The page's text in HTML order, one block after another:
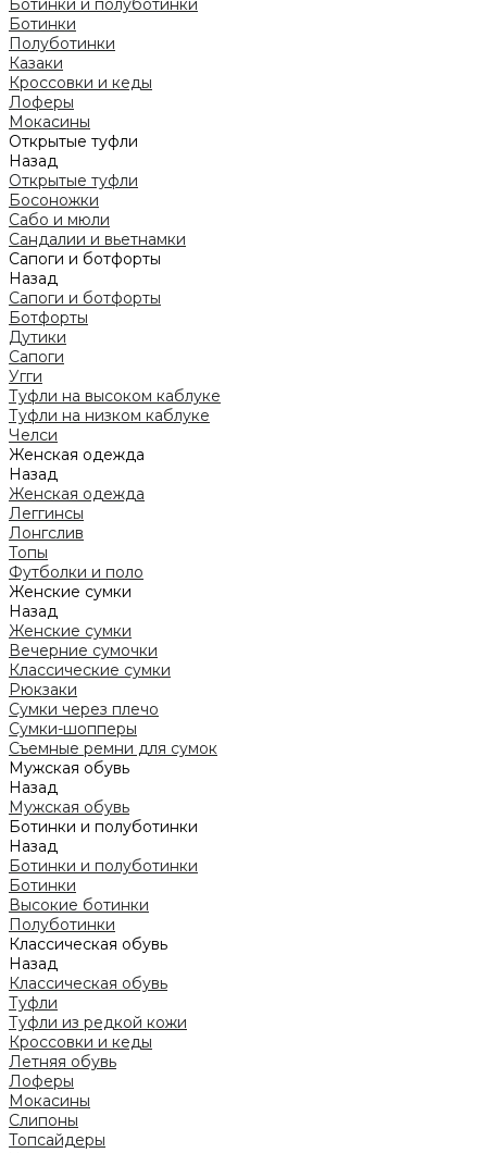
Ботинки и полуботинки
Ботинки
Полуботинки
Казаки
Кроссовки и кеды
Лоферы
Мокасины
Открытые туфли
Назад
Открытые туфли
Босоножки
Сабо и мюли
Сандалии и вьетнамки
Сапоги и ботфорты
Назад
Сапоги и ботфорты
Ботфорты
Дутики
Сапоги
Угги
Туфли на высоком каблуке
Туфли на низком каблуке
Челси
Женская одежда
Назад
Женская одежда
Леггинсы
Лонгслив
Топы
Футболки и поло
Женские сумки
Назад
Женские сумки
Вечерние сумочки
Классические сумки
Рюкзаки
Сумки через плечо
Сумки-шопперы
Съемные ремни для сумок
Мужская обувь
Назад
Мужская обувь
Ботинки и полуботинки
Назад
Ботинки и полуботинки
Ботинки
Высокие ботинки
Полуботинки
Классическая обувь
Назад
Классическая обувь
Туфли
Туфли из редкой кожи
Кроссовки и кеды
Летняя обувь
Лоферы
Мокасины
Слипоны
Топсайдеры